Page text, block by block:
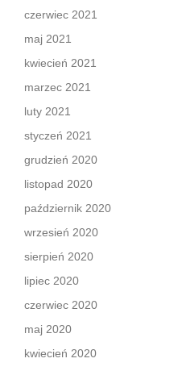
czerwiec 2021
maj 2021
kwiecień 2021
marzec 2021
luty 2021
styczeń 2021
grudzień 2020
listopad 2020
październik 2020
wrzesień 2020
sierpień 2020
lipiec 2020
czerwiec 2020
maj 2020
kwiecień 2020